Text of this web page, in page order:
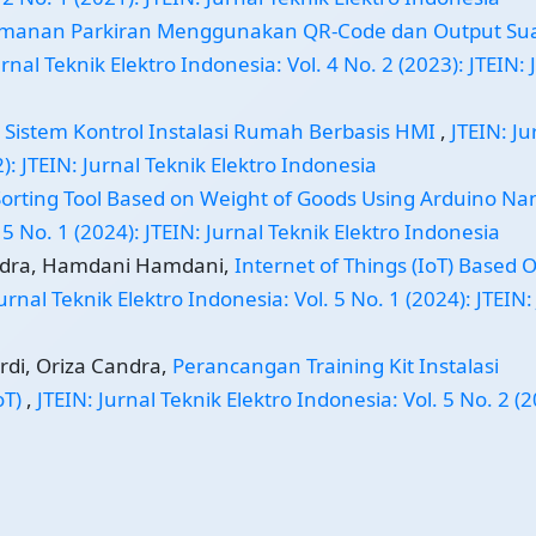
Parkiran Menggunakan QR-Code dan Output
Teknik Elektro Indonesia: Vol. 4 No. 2 (2023): JTEIN:
Sistem Kontrol Instalasi Rumah Berbasis HMI , JTEIN:
JTEIN: Jurnal Teknik Elektro Indonesia
Tool Based on Weight of Goods Using Arduino
No. 1 (2024): JTEIN: Jurnal Teknik Elektro Indonesia
Hamdani Hamdani, Internet of Things (IoT) Based
Teknik Elektro Indonesia: Vol. 5 No. 1 (2024):
Oriza Candra, Perancangan Training Kit Instalasi
, JTEIN: Jurnal Teknik Elektro Indonesia: Vol. 5 No. 2